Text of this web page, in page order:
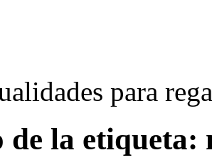
para
la etiqueta: